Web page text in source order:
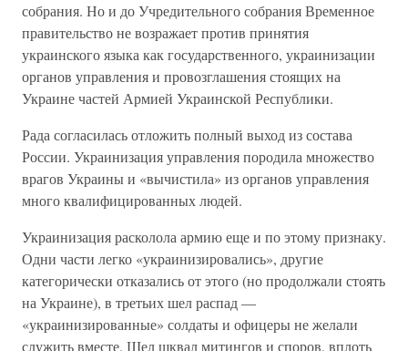
собрания. Но и до Учредительного собрания Временное
правительство не возражает против принятия
украинского языка как государственного, украинизации
органов управления и провозглашения стоящих на
Украине частей Армией Украинской Республики.
Рада согласилась отложить полный выход из состава
России. Украинизация управления породила множество
врагов Украины и «вычистила» из органов управления
много квалифицированных людей.
Украинизация расколола армию еще и по этому признаку.
Одни части легко «украинизировались», другие
категорически отказались от этого (но продолжали стоять
на Украине), в третьих шел распад —
«украинизированные» солдаты и офицеры не желали
служить вместе. Шел шквал митингов и споров, вплоть